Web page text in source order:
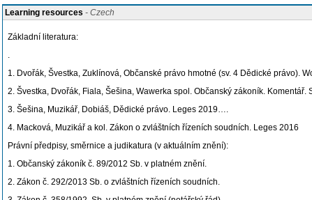
Learning resources - Czech
Základní literatura:
.
1. Dvořák, Švestka, Zuklínová, Občanské právo hmotné (sv. 4 Dědické právo).
2. Švestka, Dvořák, Fiala, Šešina, Wawerka spol. Občanský zákoník. Komentář.
3. Šešina, Muzikář, Dobiáš, Dědické právo. Leges 2019….
4. Macková, Muzikář a kol. Zákon o zvláštních řízeních soudních. Leges 2016
Právní předpisy, směrnice a judikatura (v aktuálním znění):
1. Občanský zákoník č. 89/2012 Sb. v platném znění.
2. Zákon č. 292/2013 Sb. o zvláštních řízeních soudních.